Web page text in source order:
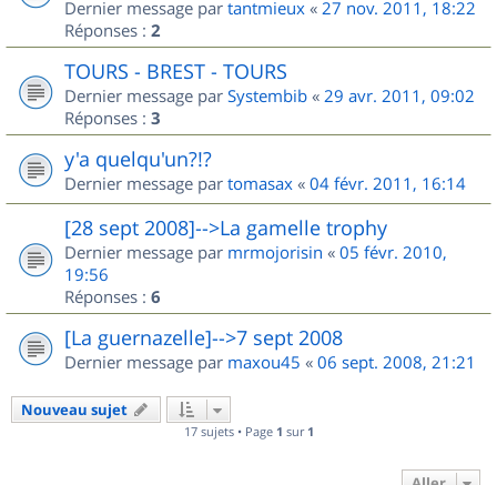
Dernier message par tantmieux « 27 nov. 2011, 18:22
Réponses : 2
TOURS - BREST - TOURS
Dernier message par Systembib « 29 avr. 2011, 09:02
Réponses : 3
y'a quelqu'un?!?
Dernier message par tomasax « 04 févr. 2011, 16:14
[28 sept 2008]-->La gamelle trophy
Dernier message par mrmojorisin « 05 févr. 2010,
19:56
Réponses : 6
[La guernazelle]-->7 sept 2008
Dernier message par maxou45 « 06 sept. 2008, 21:21
Nouveau sujet
17 sujets • Page 1 sur 1